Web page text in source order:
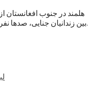
هلمند در جنوب افغانستان
بین زندانیان جنایی، صدها نفر به اتهام شورشگری نیز زندانی هستند.